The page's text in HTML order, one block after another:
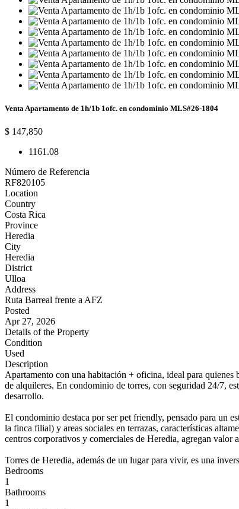
Venta Apartamento de 1h/1b 1ofc. en condominio MLS#26-1804
$ 147,850
1161.08
Número de Referencia
RF820105
Location
Country
Costa Rica
Province
Heredia
City
Heredia
District
Ulloa
Address
Ruta Barreal frente a AFZ
Posted
Apr 27, 2026
Details of the Property
Condition
Used
Description
Apartamento con una habitación + oficina, ideal para
de alquileres. En condominio de torres, con seguridad 24/7,
desarrollo.
El condominio destaca por ser pet friendly, pensado para un
la finca filial) y areas sociales en terrazas, características
centros corporativos y comerciales de Heredia, agregan valor
Torres de Heredia, además de un lugar para vivir, es una
Bedrooms
1
Bathrooms
1